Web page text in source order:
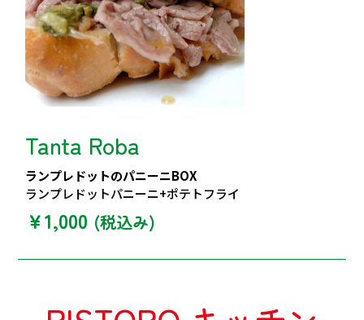
Tanta Roba
ランプレドットのパニーニBOX
ランプレドットパニーニ+ポテトフライ
￥1,000 (税込み)